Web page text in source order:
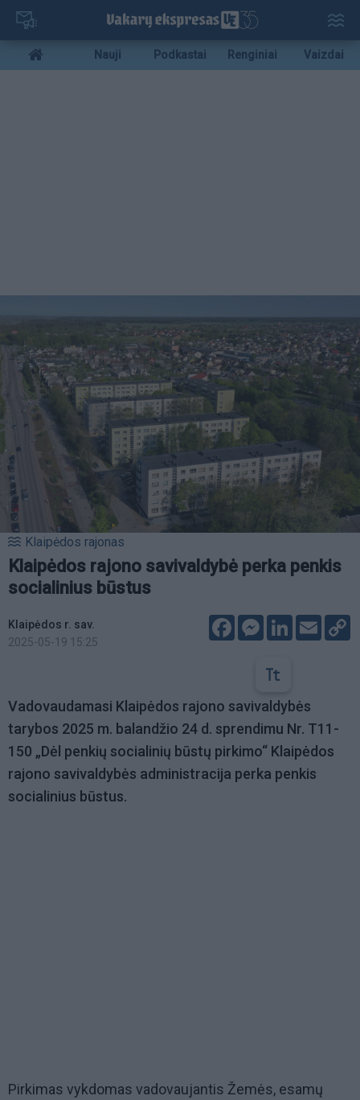
Pereiti
pagrindinį
turinį
Mobile
menu
Nauji Podkastai Renginiai Vaizdai
Klaipėdos rajonas
Klaipėdos rajono savivaldybė perka penkis
socialinius būstus
Klaipėdos r. sav.
2025-05-19 15:25
FacebookMessenger
LinkedIn
Email
Vadovaudamasi Klaipėdos rajono savivaldybės
tarybos 2025 m. balandžio 24 d. sprendimu Nr. T11-
150 „Dėl penkių socialinių būstų pirkimo“ Klaipėdos
rajono savivaldybės administracija perka penkis
socialinius būstus.
Pirkimas vykdomas vadovaujantis Žemės, esamų